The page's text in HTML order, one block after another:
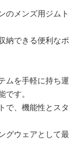
のメンズ用ジムト
納できる便利なポ
ムを手軽に持ち運
す。
で、機能性とスタ
グウェアとして最